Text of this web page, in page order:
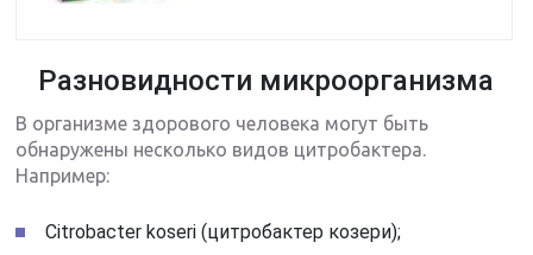
Разновидности микроорганизма
В организме здорового человека могут быть
обнаружены несколько видов цитробактера.
Например:
Citrobacter koseri (цитробактер козери);